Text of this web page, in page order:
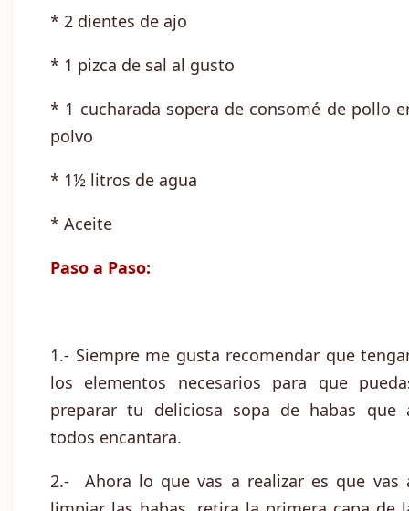
* 2 dientes de ajo
* 1 pizca de sal al gusto
* 1 cucharada sopera de consomé de pollo
polvo
* 1½ litros de agua
* Aceite
Paso a Paso:
1.- Siempre me gusta recomendar que
los elementos necesarios para que
preparar tu deliciosa sopa de habas que
todos encantara.
2.- Ahora lo que vas a realizar es que vas